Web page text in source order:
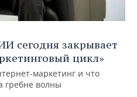
сегодня закрывает
цикл»
маркетинг и что
гребне волны